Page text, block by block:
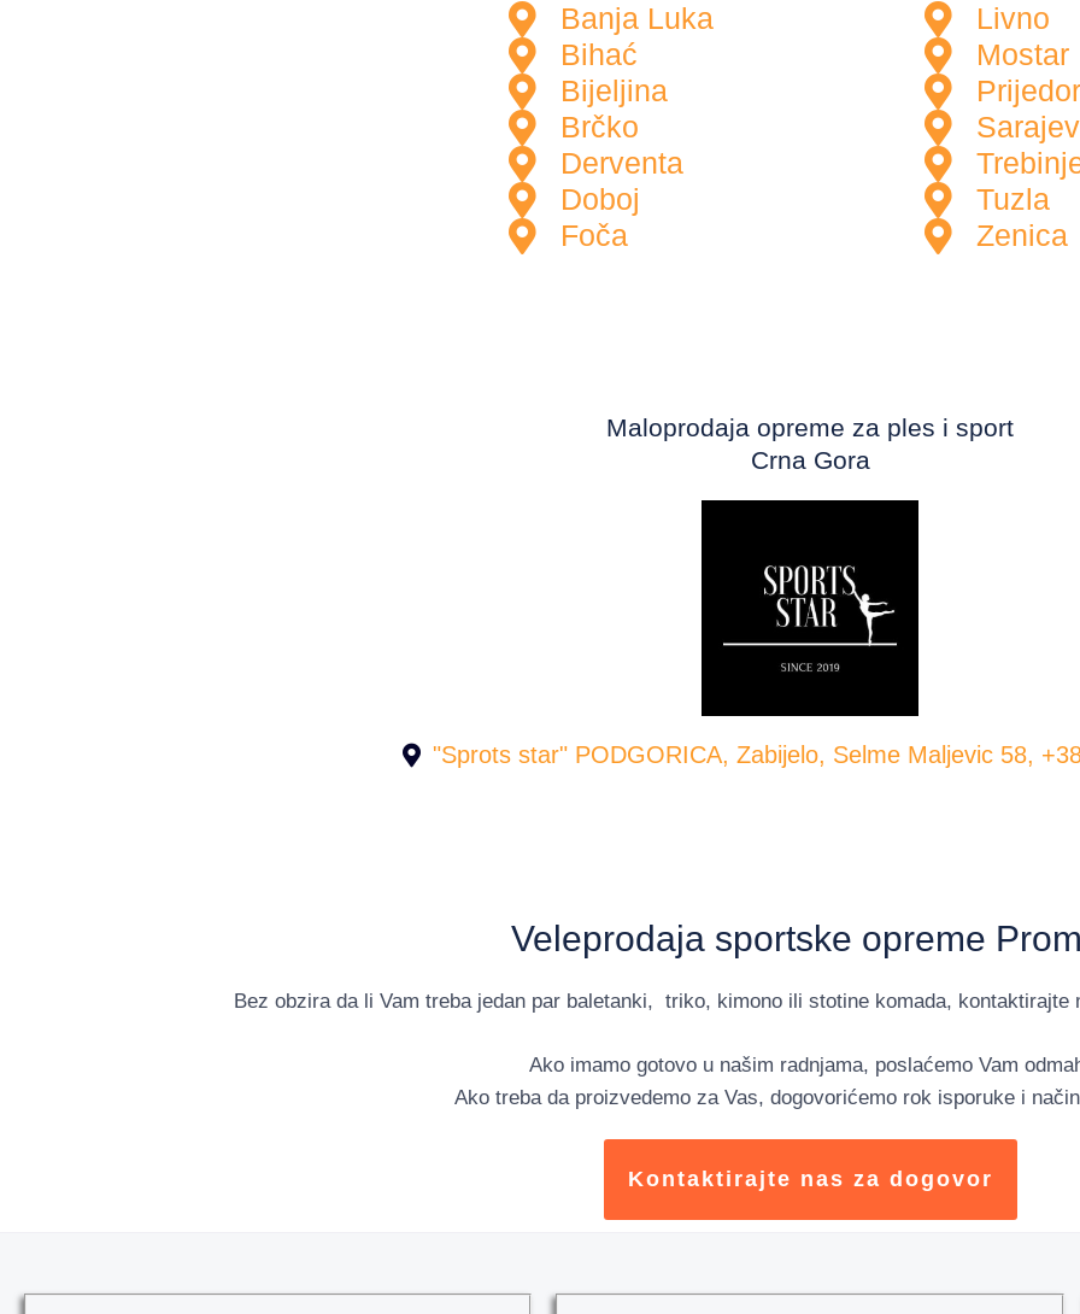
Banja Luka
Bihać
Bijeljina
Brčko
Derventa
Doboj
Foča
Livno
Mostar
Prijedor
Tuzla
Zenica
Maloprodaja opreme za ples i sport
Crna Gora
"Sprots star" PODGORICA, Zabijelo, Selme Maljevic 58,
Veleprodaja sportske opreme
Bez obzira da li Vam treba jedan par baletanki, triko, kimono ili stotine komada, kontaktirajte
Ako imamo gotovo u našim radnjama, poslaćemo Vam
Ako treba da proizvedemo za Vas, dogovorićemo rok isporuke i
Kontaktirajte nas za dogovor